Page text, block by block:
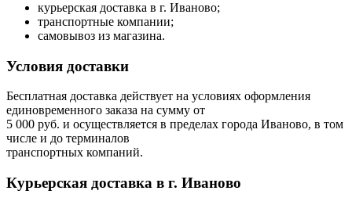
курьерская доставка в г. Иваново;
транспортные компании;
самовывоз из магазина.
Условия доставки
Бесплатная доставка действует на условиях оформления
единовременного заказа на сумму от
5 000 руб. и осуществляется в пределах города Иваново, в том
числе и до терминалов
транспортных компаний.
Курьерская доставка в г. Иваново